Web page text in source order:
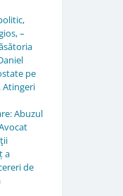
–
pe
Atingeri
Abuzul
a
de